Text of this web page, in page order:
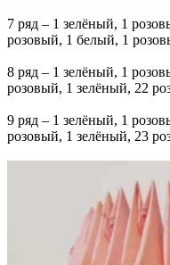
7 ряд – 1 зелёный, 1
розовый, 1 белый, 1
8 ряд – 1 зелёный, 1
розовый, 1 зелёный, 22
9 ряд – 1 зелёный, 1
розовый, 1 зелёный, 23